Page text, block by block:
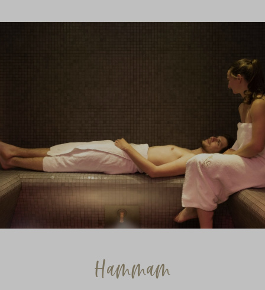
Hammam